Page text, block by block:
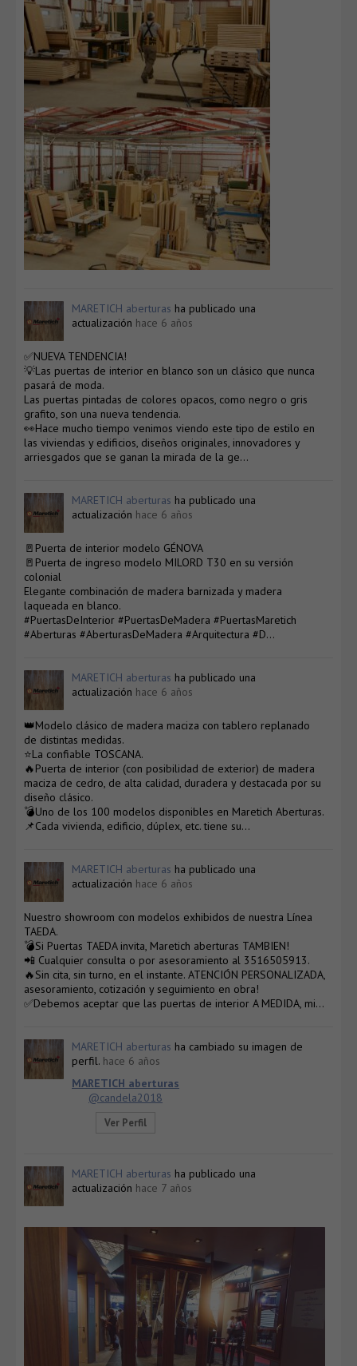
MARETICH aberturas ha publicado una
actualización hace 6 años
✅NUEVA TENDENCIA!
💡Las puertas de interior en blanco son un clásico que nunca
pasará de moda.
Las puertas pintadas de colores opacos, como negro o gris
grafito, son una nueva tendencia.
👀Hace mucho tiempo venimos viendo este tipo de estilo en
las viviendas y edificios, diseños originales, innovadores y
arriesgados que se ganan la mirada de la ge…
MARETICH aberturas ha publicado una
actualización hace 6 años
🚪Puerta de interior modelo GÉNOVA
🚪Puerta de ingreso modelo MILORD T30 en su versión
colonial
Elegante combinación de madera barnizada y madera
laqueada en blanco.
#PuertasDeInterior #PuertasDeMadera #PuertasMaretich
#Aberturas #AberturasDeMadera #Arquitectura #D…
MARETICH aberturas ha publicado una
actualización hace 6 años
👑Modelo clásico de madera maciza con tablero replanado
de distintas medidas.
⭐La confiable TOSCANA.
🔥Puerta de interior (con posibilidad de exterior) de madera
maciza de cedro, de alta calidad, duradera y destacada por su
diseño clásico.
💣Uno de los 100 modelos disponibles en Maretich Aberturas.
📌Cada vivienda, edificio, dúplex, etc. tiene su…
MARETICH aberturas ha publicado una
actualización hace 6 años
Nuestro showroom con modelos exhibidos de nuestra Línea
TAEDA.
💣Si Puertas TAEDA invita, Maretich aberturas TAMBIEN!
📲 Cualquier consulta o por asesoramiento al 3516505913.
🔥Sin cita, sin turno, en el instante. ATENCIÓN PERSONALIZADA,
asesoramiento, cotización y seguimiento en obra!
✅Debemos aceptar que las puertas de interior A MEDIDA, mi…
MARETICH aberturas ha cambiado su imagen de
perfil. hace 6 años
MARETICH aberturas
@candela2018
Ver Perfil
MARETICH aberturas ha publicado una
actualización hace 7 años